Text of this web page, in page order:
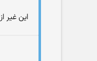
این غیر